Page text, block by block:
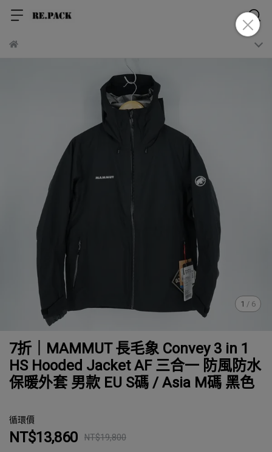
1 / 6
7折｜MAMMUT 長毛象 Convey 3 in 1
HS Hooded Jacket AF 三合一 防風防水
保暖外套 男款 EU S碼 / Asia M碼 黑色
循環價
NT$13,860 NT$19,800